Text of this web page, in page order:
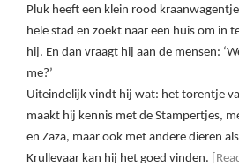
Pluk heeft een klein rood
hele stad en zoekt naar een huis om in
hij. En dan vraagt hij aan de mensen:
me?’
Uiteindelijk vindt hij wat: het torentje
maakt hij kennis met de Stampertjes,
en Zaza, maar ook met andere dieren
Krullevaar kan hij het goed vinden.